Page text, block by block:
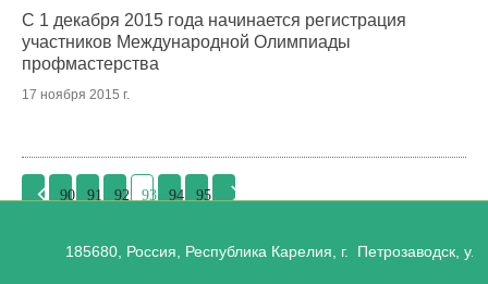
С 1 декабря 2015 года начинается регистрация
участников Международной Олимпиады
профмастерства
17 ноября 2015 г.
90 91 92 93 94 95
185680, Россия, Республика Карелия, г. Петрозаводск,